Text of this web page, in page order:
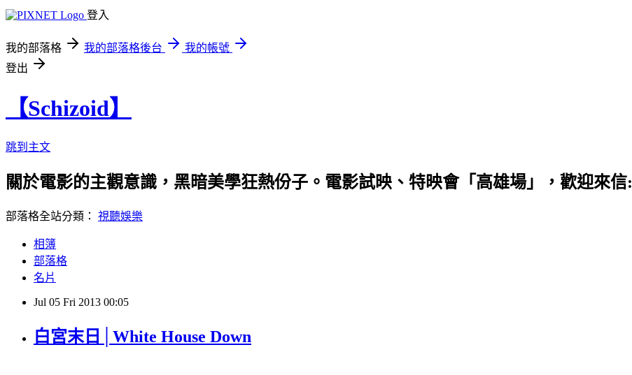
登入
我的部落格 我的部落格後台
我的帳號
登出
【Schizoid】
跳到主文
關於電影的主觀意識，黑暗美學狂熱份子。電影試映、特映會「高雄場」，歡迎來信:
部落格全站分類： 視聽娛樂
相簿
部落格
名片
Jul 05 Fri 2013 00:05
白宮末日│White House Down